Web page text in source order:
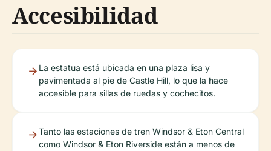
Accesibilidad
La estatua está ubicada en una plaza lisa y
pavimentada al pie de Castle Hill, lo que la hace
accesible para sillas de ruedas y cochecitos.
Tanto las estaciones de tren Windsor & Eton Central
como Windsor & Eton Riverside están a menos de